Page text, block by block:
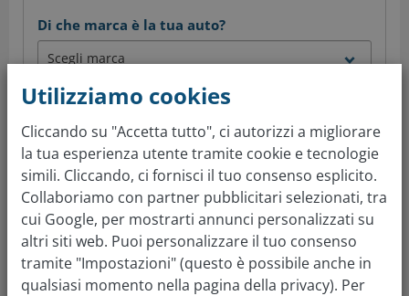
Di che marca è la tua auto?
Qual è il modello?
In che anno è stata immatricolata?
Utilizziamo cookies
Cliccando su "Accetta tutto", ci autorizzi a migliorare
la tua esperienza utente tramite cookie e tecnologie
simili. Cliccando, ci fornisci il tuo consenso esplicito.
Collaboriamo con partner pubblicitari selezionati, tra
cui Google, per mostrarti annunci personalizzati su
altri siti web. Puoi personalizzare il tuo consenso
tramite "Impostazioni" (questo è possibile anche in
qualsiasi momento nella pagina della privacy). Per